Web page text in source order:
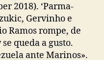
2018). ‘Parma-
Gervinho e
Ramos rompe, de
queda a gusto.
ante Marinos».